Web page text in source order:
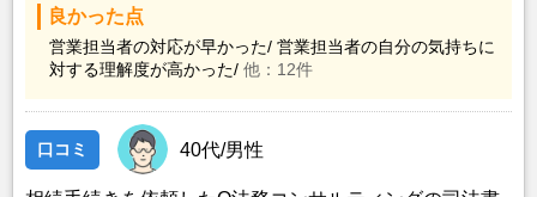
良かった点
営業担当者の対応が早かった/ 営業担当者の自分の気持ちに
対する理解度が高かった/ 他：12件
口コミ 40代/男性